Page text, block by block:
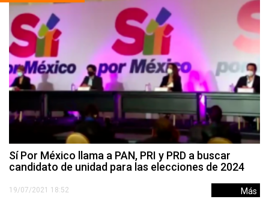
Sí Por México llama a PAN, PRI y PRD a buscar
candidato de unidad para las elecciones de 2024
19/07/2021 18:52 Más